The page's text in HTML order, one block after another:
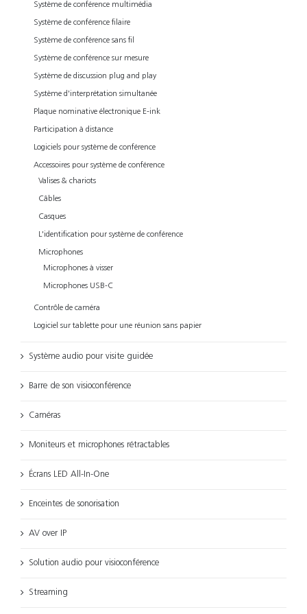
Système de conférence multimédia
Système de conférence filaire
Système de conférence sans fil
Système de conférence sur mesure
Système de discussion plug and play
Système d'interprétation simultanée
Plaque nominative électronique E-ink
Participation à distance
Logiciels pour système de conférence
Accessoires pour système de conférence
Valises & chariots
Câbles
Casques
L'identification pour système de conférence
Microphones
Microphones à visser
Microphones USB-C
Contrôle de caméra
Logiciel sur tablette pour une réunion sans papier
Système audio pour visite guidée
Barre de son visioconférence
Caméras
Moniteurs et microphones rétractables
Écrans LED All-In-One
Enceintes de sonorisation
AV over IP
Solution audio pour visioconférence
Streaming